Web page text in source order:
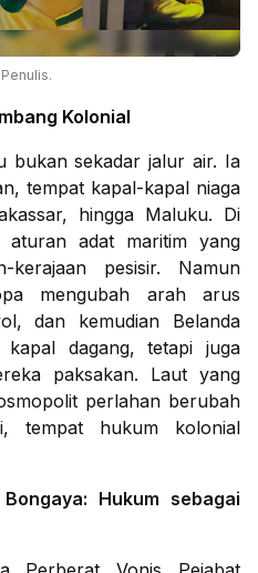
Kolonial
bukan sekadar jalur air. Ia
tempat kapal-kapal niaga
hingga Maluku. Di
adat maritim yang
kerajaan pesisir. Namun
mengubah arah arus
dan kemudian Belanda
dagang, tetapi juga
paksakan. Laut yang
perlahan berubah
tempat hukum kolonial
Hukum sebagai